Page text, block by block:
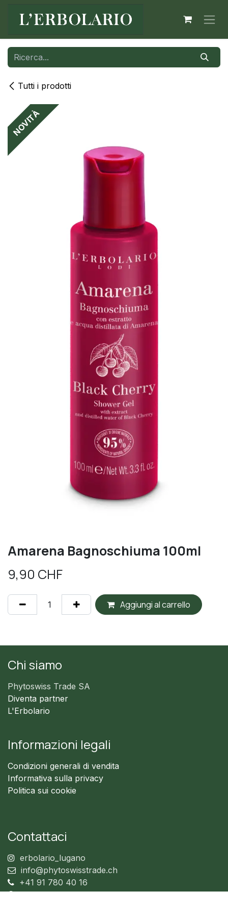
Tutti i prodotti
NOVITÀ
Amarena Bagnoschiuma 100ml
9,90 CHF
Aggiungi al carrello
Chi siamo
Phytoswiss Trade SA
Diventa partner
L'Erbolario
Informazioni legali
Condizioni generali di vendita
Informativa sulla privacy
Politica sui cookie
Contattaci
erbolario_lugano
info@phytoswisstrade.ch
+41 91 780 40 16
+41 76 026 54 80